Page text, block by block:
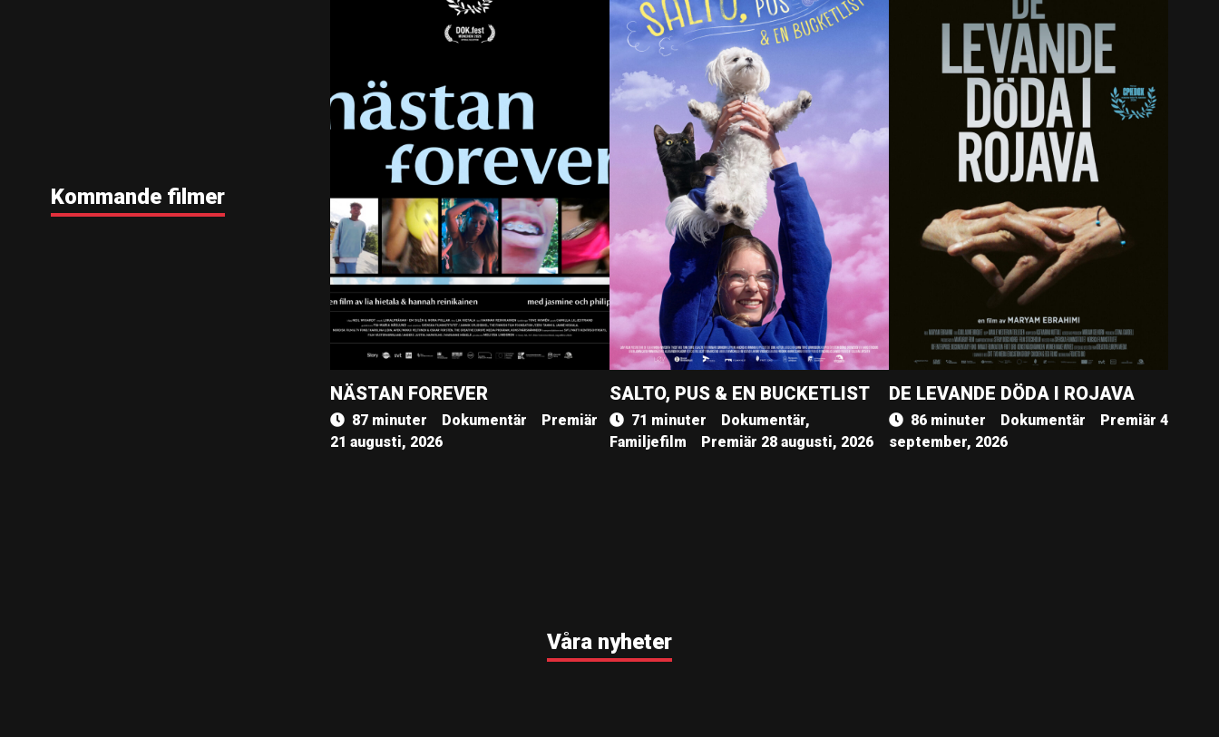
Kommande filmer
NÄSTAN FOREVER
87 minuter Dokumentär
Premiär
21 augusti, 2026
SALTO, PUS & EN BUCKETLIST
71 minuter
Dokumentär,
Familjefilm
Premiär 28 augusti, 2026
DE LEVANDE DÖDA I ROJAVA
86 minuter Dokumentär
Premiär 4
september, 2026
Våra nyheter